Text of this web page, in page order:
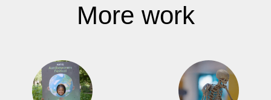
More work